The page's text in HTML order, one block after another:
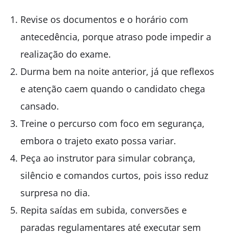
Revise os documentos e o horário com
antecedência, porque atraso pode impedir a
realização do exame.
Durma bem na noite anterior, já que reflexos
e atenção caem quando o candidato chega
cansado.
Treine o percurso com foco em segurança,
embora o trajeto exato possa variar.
Peça ao instrutor para simular cobrança,
silêncio e comandos curtos, pois isso reduz
surpresa no dia.
Repita saídas em subida, conversões e
paradas regulamentares até executar sem